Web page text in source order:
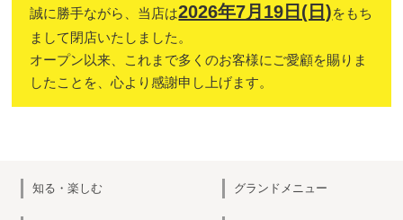
誠に勝手ながら、当店は2026年7月19日(日)をもち
まして閉店いたしました。
オープン以来、これまで多くのお客様にご愛顧を賜りま
したことを、心より感謝申し上げます。
知る・楽しむ グランドメニュー